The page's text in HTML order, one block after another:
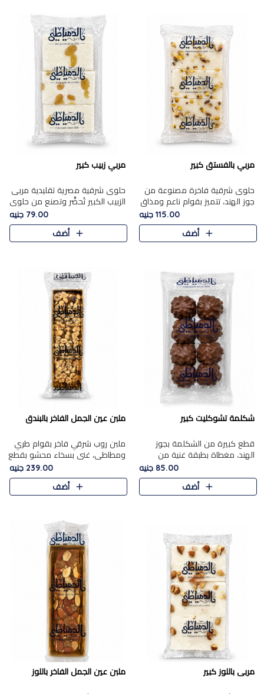
مربي بالفستق كبير
حلوى شرقية فاخرة مصنوعة من
جوز الهند، تتميز بقوام ناعم ومذاق
غني، وتزين بقطع من الفستق
الفاخر التي تضيف عليها قرمشة
115.00 جنيه
أضف
مربي زبيب كبير
حلوى شرقية مصرية تقليدية مربى
الزبيب الكبير تُحضَّر وتصنع من حلوي
جوز الهند باسد بقوام طري ومذاق
غني، وتُزين وتغطا بحبات الزبيب
الذهبي التي ..
79.00 جنيه
أضف
شكلمة تشوكليت كبير
قطع كبيرة من الشكلمة بجوز
الهند، مغطاة بطبقة غنية من
الشوكولاتة الفاخرة لتجمع بين
القوام الطري من الداخل مركز جوز
الهند المطاطي والمذاق الغن..
85.00 جنيه
أضف
ملبن عين الجمل الفاخر بالبندق
ملبن روب شرقي فاخر بقوام طري
ومطاطي، غني بسخاء محشو بقطع
عين الجمل والبندق المحمص التي
تضيف قرمشة مميزة مُرضية
ونكهة جوزية غنية في كل
239.00 جنيه
أضف
مربى باللوز كبير ملبن عين الجمل الفاخر باللوز